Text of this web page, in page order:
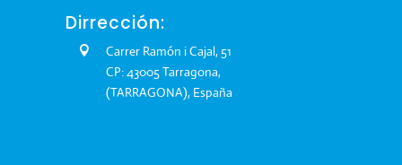
Dirrección:
Carrer Ramón i Cajal, 51
CP: 43005 Tarragona,
(TARRAGONA), España